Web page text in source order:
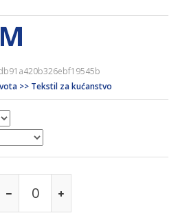
>> Tekstil za kućanstvo